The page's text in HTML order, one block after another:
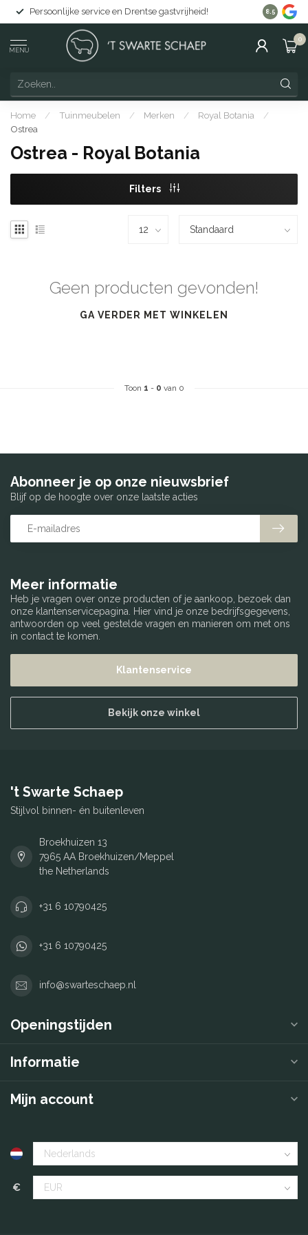
Persoonlijke service en Drentse gastvrijheid! Gratis
8.5
MENU
0
Home / Tuinmeubelen / Merken / Royal Botania
/
Ostrea
Ostrea - Royal Botania
Filters
Geen producten gevonden!
GA VERDER MET WINKELEN
Toon 1 - 0 van 0
Meer informatie
Heb je vragen over onze producten of je aankoop, bezoek dan
onze klantenservicepagina. Hier vind je onze bedrijfsgegevens,
antwoorden op veel gestelde vragen en manieren om met ons
in contact te komen.
Klantenservice
Bekijk onze winkel
Abonneer je op onze nieuwsbrief
Blijf op de hoogte over onze laatste acties
't Swarte Schaep
Stijlvol binnen- én buitenleven
Broekhuizen 13
7965 AA Broekhuizen/Meppel
the Netherlands
+31 6 10790425
+31 6 10790425
info@swarteschaep.nl
Openingstijden
Informatie
Mijn account
€